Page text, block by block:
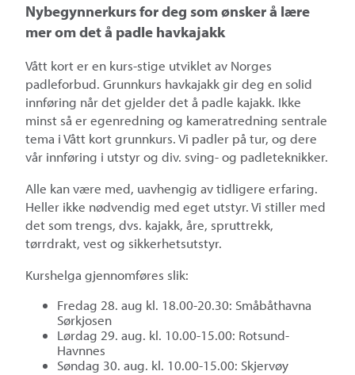
Nybegynnerkurs for deg som ønsker å lære
mer om det å padle havkajakk
Vått kort er en kurs-stige utviklet av Norges
padleforbud. Grunnkurs havkajakk gir deg en solid
innføring når det gjelder det å padle kajakk. Ikke
minst så er egenredning og kameratredning sentrale
tema i Vått kort grunnkurs. Vi padler på tur, og dere
vår innføring i utstyr og div. sving- og padleteknikker.
Alle kan være med, uavhengig av tidligere erfaring.
Heller ikke nødvendig med eget utstyr. Vi stiller med
det som trengs, dvs. kajakk, åre, spruttrekk,
tørrdrakt, vest og sikkerhetsutstyr.
Kurshelga gjennomføres slik:
Fredag 28. aug kl. 18.00-20.30: Småbåthavna
Sørkjosen
Lørdag 29. aug. kl. 10.00-15.00: Rotsund-
Havnnes
Søndag 30. aug. kl. 10.00-15.00: Skjervøy